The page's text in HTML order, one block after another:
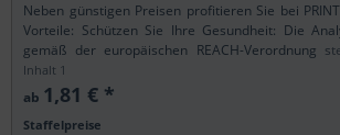
Neben günstigen Preisen profitieren Sie bei
Vorteile: Schützen Sie Ihre Gesundheit: Die
gemäß der europäischen REACH-Verordnung
Printation-Produkte nur...
Inhalt 1
ab 1,81 € *
Staffelpreise